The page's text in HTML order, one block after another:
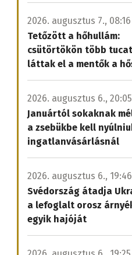
2026. augusztus 7., 08:16
Tetőzött a hőhullám:
csütörtökön több
láttak el a mentők a
2026. augusztus 6., 20:05
Januártól sokaknak
a zsebükbe kell
ingatlanvásárlásnál
2026. augusztus 6., 19:46
Svédország átadja
a lefoglalt orosz
egyik hajóját